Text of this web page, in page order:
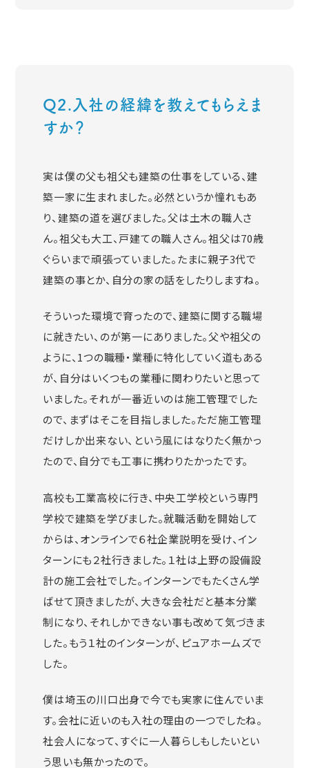
Q2.入社の経緯を教えてもらえま
すか？
実は僕の父も祖父も建築の仕事をしている、建
築一家に生まれました。必然というか憧れもあ
り、建築の道を選びました。父は土木の職人さ
ん。祖父も大工、戸建ての職人さん。祖父は70歳
ぐらいまで頑張っていました。たまに親子3代で
建築の事とか、自分の家の話をしたりしますね。
そういった環境で育ったので、建築に関する職場
に就きたい、のが第一にありました。父や祖父の
ように、1つの職種・業種に特化していく道もある
が、自分はいくつもの業種に関わりたいと思って
いました。それが一番近いのは施工管理でした
ので、まずはそこを目指しました。ただ施工管理
だけしか出来ない、という風にはなりたく無かっ
たので、自分でも工事に携わりたかったです。
高校も工業高校に行き、中央工学校という専門
学校で建築を学びました。就職活動を開始して
からは、オンラインで６社企業説明を受け、イン
ターンにも２社行きました。１社は上野の設備設
計の施工会社でした。インターンでもたくさん学
ばせて頂きましたが、大きな会社だと基本分業
制になり、それしかできない事も改めて気づきま
した。もう１社のインターンが、ピュアホームズで
した。
僕は埼玉の川口出身で今でも実家に住んでいま
す。会社に近いのも入社の理由の一つでしたね。
社会人になって、すぐに一人暮らしもしたいとい
う思いも無かったので。